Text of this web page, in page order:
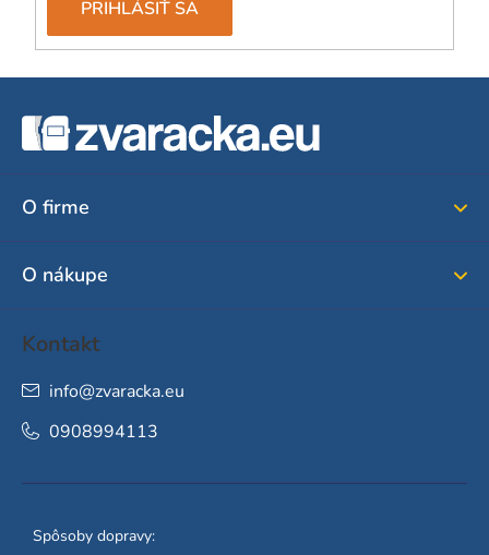
PRIHLÁSIŤ SA
O firme
O nákupe
Kontakt
info@zvaracka.eu
0908994113
Spôsoby dopravy: